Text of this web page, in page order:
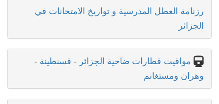
رزنامة العطل المدرسية و تواريخ الامتحانات في
الجزائر
مواقيت قطارات ضاحية الجزائر - قسنطينة -
وهران ومستغانم